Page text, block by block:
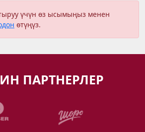
үчүн өз ысымыңыз менен
өтүңүз.
ПАРТНЕРЛЕР